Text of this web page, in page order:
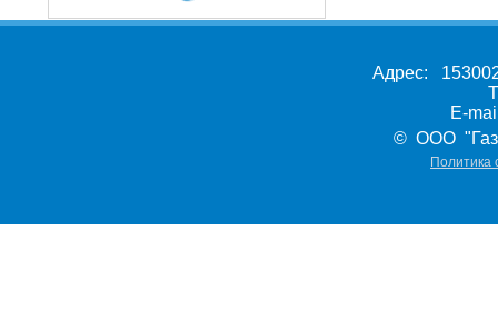
Адрес:
E-
© ООО
Политика